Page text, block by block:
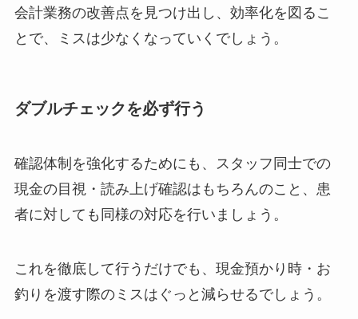
会計業務の改善点を見つけ出し、効率化を図るこ
とで、ミスは少なくなっていくでしょう。
ダブルチェックを必ず行う
確認体制を強化するためにも、スタッフ同士での
現金の目視・読み上げ確認はもちろんのこと、患
者に対しても同様の対応を行いましょう。
これを徹底して行うだけでも、現金預かり時・お
釣りを渡す際のミスはぐっと減らせるでしょう。